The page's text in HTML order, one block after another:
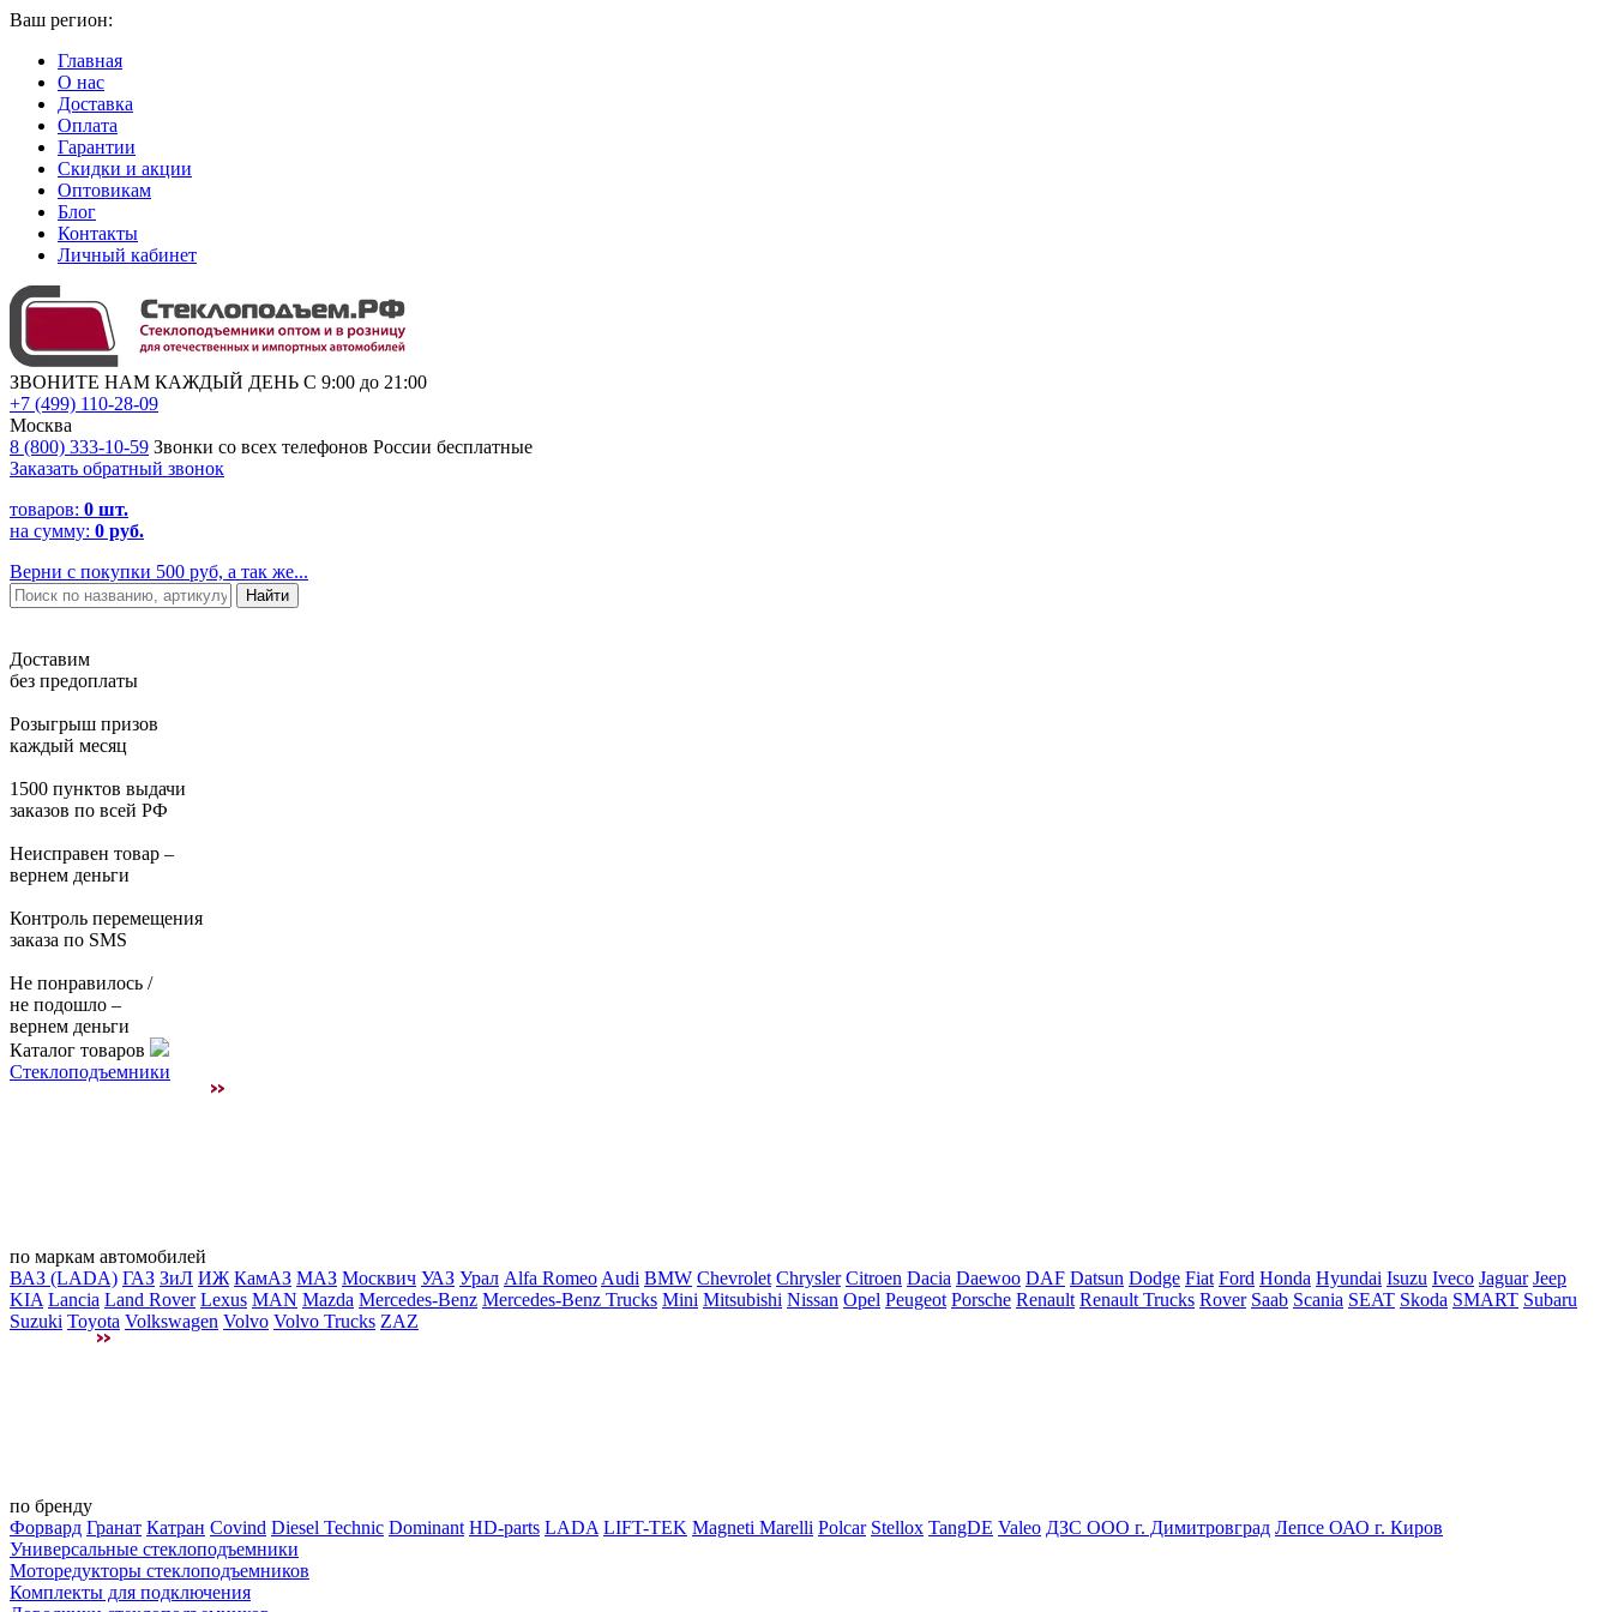
Ваш регион:
Главная
О нас
Доставка
Оплата
Гарантии
Скидки и акции
Оптовикам
Блог
Контакты
Личный кабинет
ЗВОНИТЕ НАМ КАЖДЫЙ ДЕНЬ С 9:00 до 21:00
+7 (499) 110-28-09
Москва
8 (800) 333-10-59 Звонки со всех телефонов России бесплатные
Заказать обратный звонок
товаров: 0 шт.
на сумму: 0 руб.
Верни с покупки 500 руб, а так же...
Доставим
без предоплаты
Розыгрыш призов
каждый месяц
1500 пунктов выдачи
заказов по всей РФ
Неисправен товар –
вернем деньги
Контроль перемещения
заказа по SMS
Не понравилось /
не подошло –
вернем деньги
Каталог товаров
Стеклоподъемники
по маркам автомобилей
ВАЗ (LADA) ГАЗ ЗиЛ ИЖ КамАЗ МАЗ Москвич УАЗ Урал Alfa Romeo Audi BMW Chevrolet Chrysler Citroen Dacia Daewoo DAF Datsun Dodge Fiat Ford Honda Hyundai Isuzu Iveco Jaguar Jeep
KIA Lancia Land Rover Lexus MAN Mazda Mercedes-Benz Mercedes-Benz Trucks Mini Mitsubishi Nissan Opel Peugeot Porsche Renault Renault Trucks Rover Saab Scania SEAT Skoda SMART Subaru
Suzuki Toyota Volkswagen Volvo Volvo Trucks ZAZ
по бренду
Форвард Гранат Катран Covind Diesel Technic Dominant HD-parts LADA LIFT-TEK Magneti Marelli Polcar Stellox TangDE Valeo ДЗС ООО г. Димитровград Лепсе ОАО г. Киров
Универсальные стеклоподъемники
Моторедукторы стеклоподъемников
Комплекты для подключения